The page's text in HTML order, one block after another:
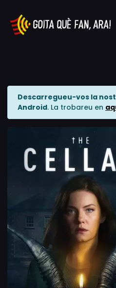
Descarregueu-vos la
Android. La trobareu en